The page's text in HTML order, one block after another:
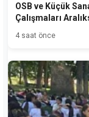
OSB ve Küçük
Çalışmaları
4 saat önce